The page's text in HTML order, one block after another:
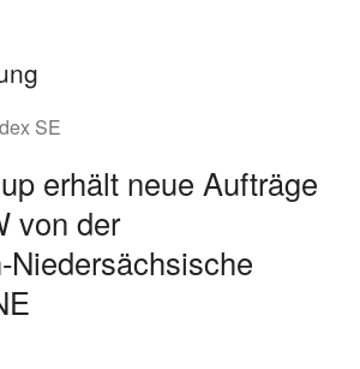
SE
erhält neue Aufträge
von der